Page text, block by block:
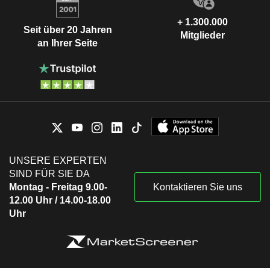
Seit über 20 Jahren
an Ihrer Seite
+ 1.300.000
Mitglieder
UNSERE EXPERTEN
SIND FÜR SIE DA
Montag - Freitag 9.00-
12.00 Uhr / 14.00-18.00
Uhr
Kontaktieren Sie uns